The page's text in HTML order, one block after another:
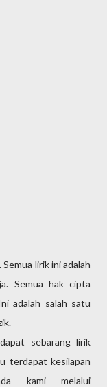
lirik ini adalah
Semua hak cipta
adalah salah satu
sebarang lirik
terdapat kesilapan
kami melalui